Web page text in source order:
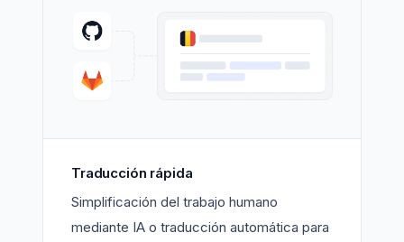
Traducción rápida
Simplificación del trabajo humano
mediante IA o traducción automática para